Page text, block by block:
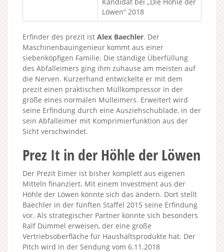
Löwen“ 2018
Erfinder des prezit ist Alex Baechler. Der
Maschinenbauingenieur kommt aus einer
siebenköpfigen Familie. Die ständige Überfüllung
des Abfalleimers ging ihm zuhause am meisten auf
die Nerven. Kurzerhand entwickelte er mit dem
prezit einen praktischen Müllkompressor in der
größe eines normalen Mülleimers. Erweitert wird
seine Erfindung durch eine Ausziehschublade, in der
sein Abfalleimer mit Komprimierfunktion aus der
Sicht verschwindet.
Prez It in der Höhle der Löwen
Der Prezit Eimer ist bisher komplett aus eigenen
Mitteln finanziert. Mit einem Investment aus der
Höhle der Löwen könnte sich das ändern. Dort stellt
Baechler in der fünften Staffel 2015 seine Erfindung
vor. Als strategischer Partner könnte sich besonders
Ralf Dümmel erweisen, der eine große
Vertriebsoberfläche für Haushaltsprodukte hat. Der
Pitch wird in der Sendung vom 6.11.2018